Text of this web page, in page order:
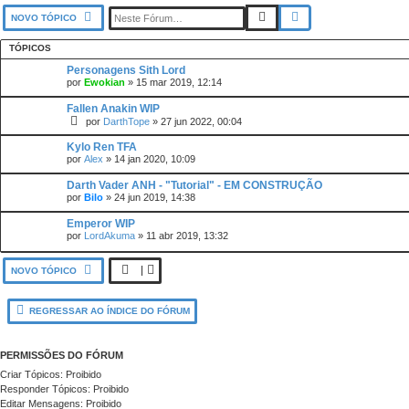
NOVO TÓPICO PESQUISAR
TÓPICOS
Personagens Sith Lord
por Ewokian » 15 mar 2019, 12:14
Fallen Anakin WIP
por DarthTope » 27 jun 2022, 00:04
Kylo Ren TFA
por Alex » 14 jan 2020, 10:09
Darth Vader ANH - "Tutorial" - EM CONSTRUÇÃO
por Bilo » 24 jun 2019, 14:38
Emperor WIP
por LordAkuma » 11 abr 2019, 13:32
NOVO TÓPICO
REGRESSAR AO ÍNDICE DO FÓRUM
PERMISSÕES DO FÓRUM
Criar Tópicos: Proibido
Responder Tópicos: Proibido
Editar Mensagens: Proibido